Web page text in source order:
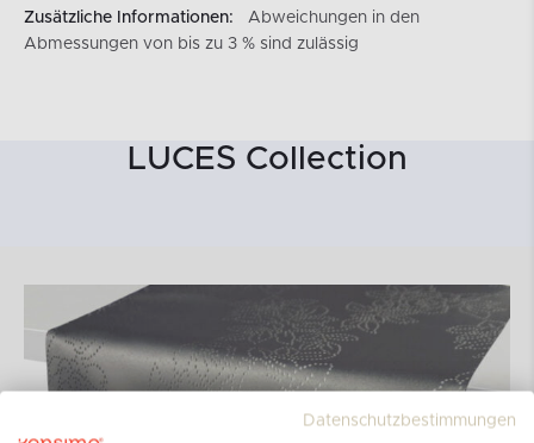
Zusätzliche Informationen:
Abweichungen in den
Abmessungen von bis zu 3 % sind zulässig
LUCES Collection
Datenschutzbestimmungen